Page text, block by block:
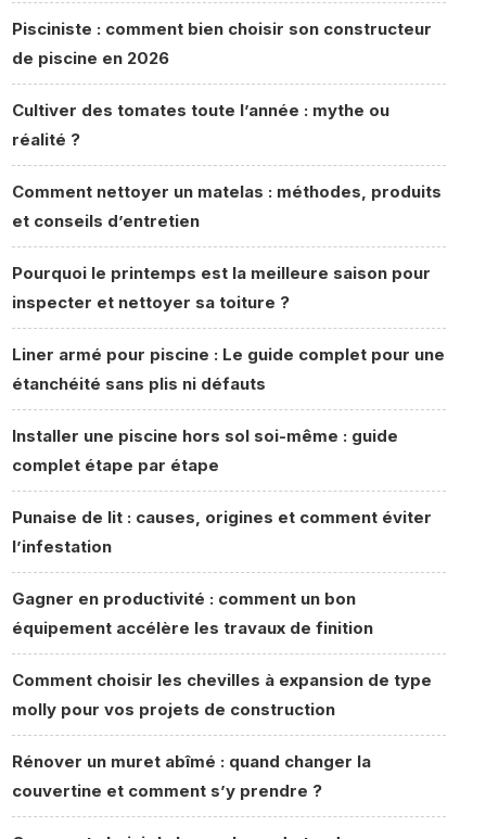
Pisciniste : comment bien choisir son constructeur
de piscine en 2026
Cultiver des tomates toute l’année : mythe ou
réalité ?
Comment nettoyer un matelas : méthodes, produits
et conseils d’entretien
Pourquoi le printemps est la meilleure saison pour
inspecter et nettoyer sa toiture ?
Liner armé pour piscine : Le guide complet pour une
étanchéité sans plis ni défauts
Installer une piscine hors sol soi-même : guide
complet étape par étape
Punaise de lit : causes, origines et comment éviter
l’infestation
Gagner en productivité : comment un bon
équipement accélère les travaux de finition
Comment choisir les chevilles à expansion de type
molly pour vos projets de construction
Rénover un muret abîmé : quand changer la
couvertine et comment s’y prendre ?